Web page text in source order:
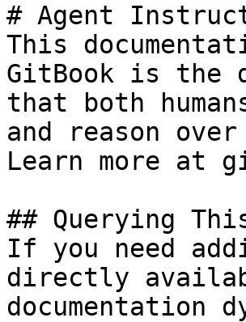
# Agent
This
GitBook is the
that both
and reason
Learn more at
## Querying
If you need
directly
documentation